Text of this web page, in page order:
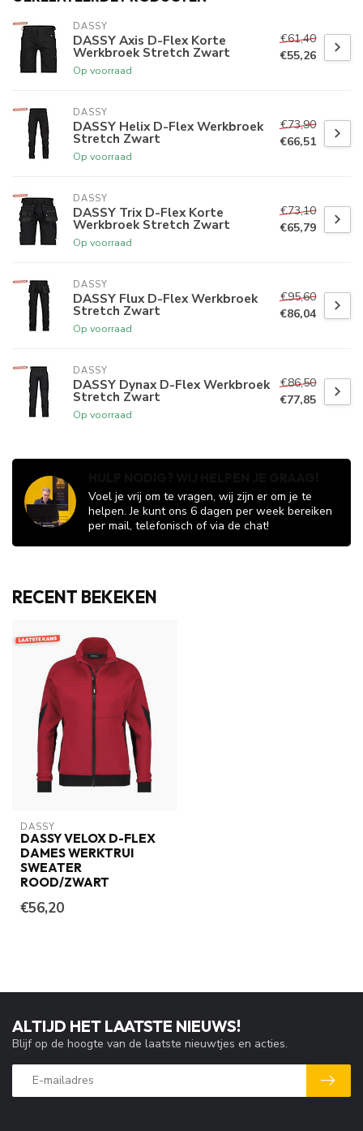
DASSY
DASSY Axis D-Flex Korte
Werkbroek Stretch Zwart
Op voorraad
€61,40
€55,26
DASSY
DASSY Helix D-Flex Werkbroek
Stretch Zwart
Op voorraad
€73,90
€66,51
DASSY
DASSY Trix D-Flex Korte
Werkbroek Stretch Zwart
Op voorraad
€73,10
€65,79
DASSY
DASSY Flux D-Flex Werkbroek
Stretch Zwart
Op voorraad
€95,60
€86,04
DASSY
DASSY Dynax D-Flex Werkbroek
Stretch Zwart
Op voorraad
€86,50
€77,85
Voel je vrij om te vragen, wij zijn er om je te
helpen. Je kunt ons 6 dagen per week bereiken
per mail, telefonisch of via de chat!
RECENT BEKEKEN
DASSY
DASSY VELOX D-FLEX
DAMES WERKTRUI
SWEATER
ROOD/ZWART
€56,20
ALTIJD HET LAATSTE NIEUWS!
Blijf op de hoogte van de laatste nieuwtjes en acties.